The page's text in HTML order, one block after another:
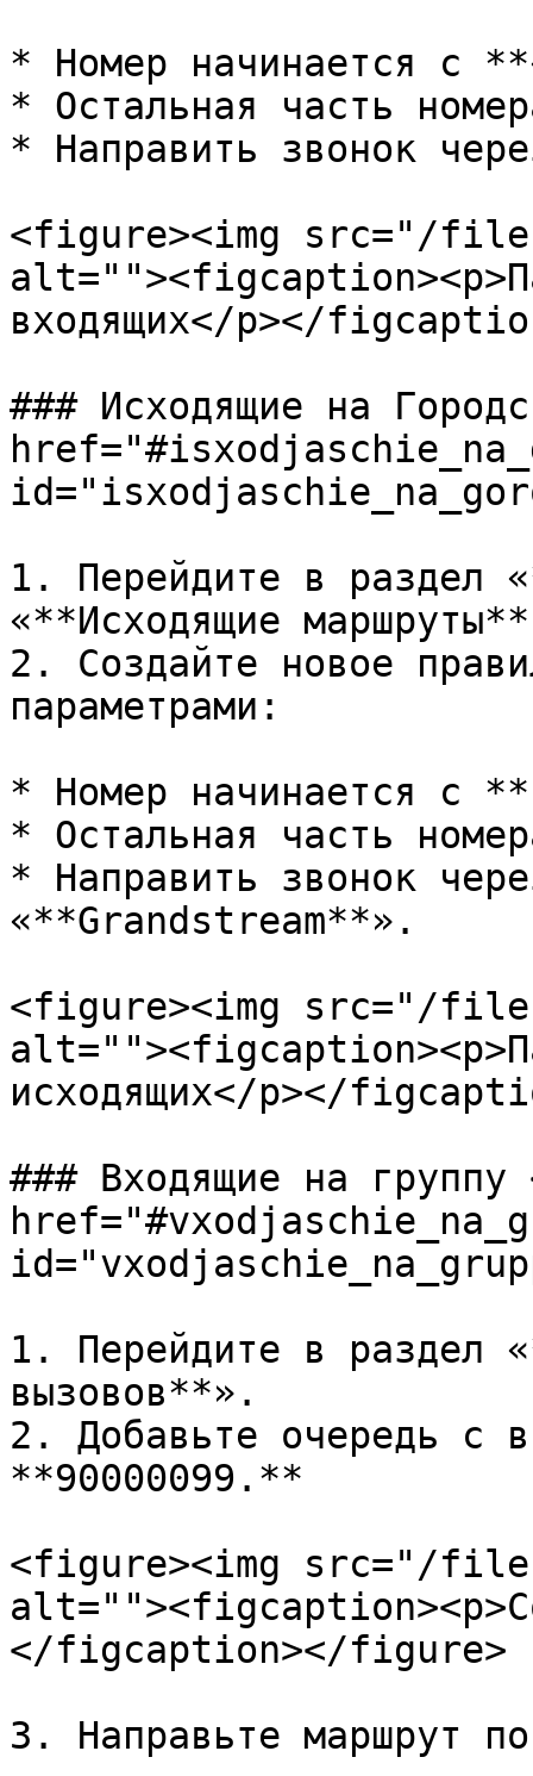
* Номер начинается с
* Остальная часть
* Направить звонок
<figure><img src="/files/
входящих</p></
### Исходящие на
1. Перейдите в раздел
«**Исходящие
2. Создайте новое
параметрами:
* Номер начинается с
* Остальная часть
* Направить звонок
«**Grandstream**».
<figure><img src="/files/
исходящих</p></
### Входящие на группу
1. Перейдите в раздел
вызовов**».
2. Добавьте очередь с
**90000099.**
<figure><img src="/files/
</figcaption></figure>
3. Направьте маршрут